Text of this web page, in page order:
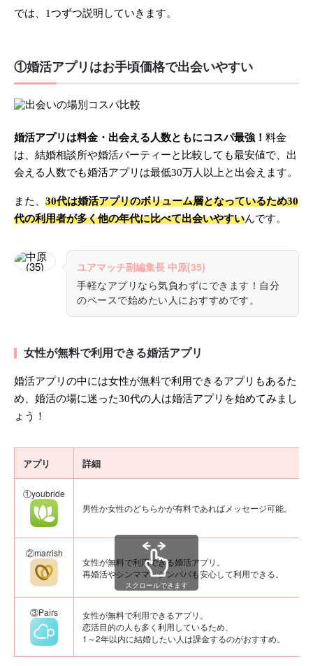
では、1つずつ説明していきます。
①婚活アプリはお手頃価格で出会いやすい
婚活アプリは料金・出会える人数ともにコスパ最強！ 料金
は、結婚相談所や婚活パーティーと比較しても最安値で、出
会える人数でも婚活アプリは最低30万人以上と出会えます。
また、 30代は婚活アプリのボリューム層となっているため30
代の利用者が多く他の年代に比べて出会いやすいんです。
ユアマッチ副編集長 中原(35)
手軽なアプリなら気負わずにできます！自分
のペースで始めたい人におすすめです。
女性が無料で利用できる婚活アプリ
婚活アプリの中には女性が無料で利用できるアプリもあるた
め、婚活の場に迷った30代の人は婚活アプリを始めてみまし
ょう！
アプリ 詳細
①youbride
男性か女性のどちらかが有料であればメッセージ可能。
②marrish
女性が無料で利用できる婚活アプリ。
再婚活やシンママ・シンパパも安心して利用できる。
③Pairs
女性が無料で利用できるアプリ。
恋活目的の人も多く利用しているため、
1～2年以内に結婚したい人は課金するのがおすすめ。
スクロールできます